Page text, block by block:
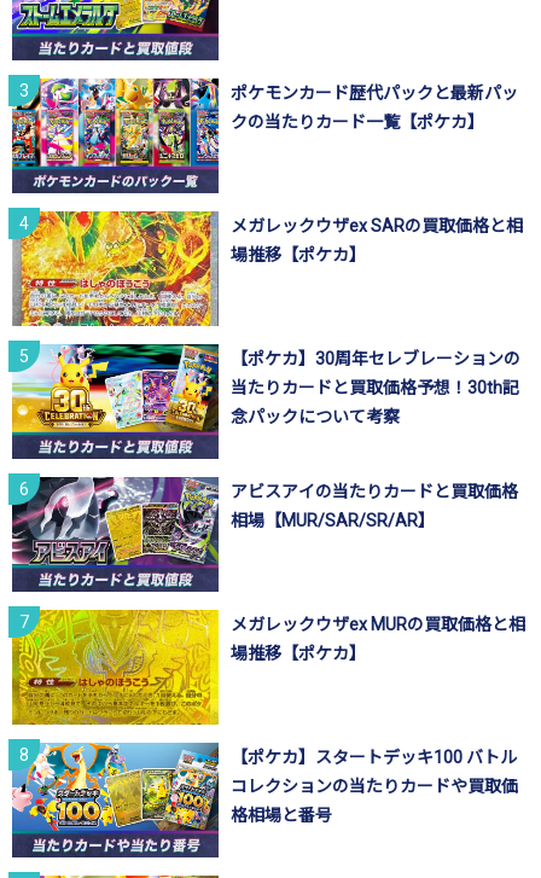
ポケモンカード歴代パックと最新パッ
クの当たりカード一覧【ポケカ】
メガレックウザex SARの買取価格と相
場推移【ポケカ】
【ポケカ】30周年セレブレーションの
当たりカードと買取価格予想！30th記
念パックについて考察
アビスアイの当たりカードと買取価格
相場【MUR/SAR/SR/AR】
メガレックウザex MURの買取価格と相
場推移【ポケカ】
【ポケカ】スタートデッキ100 バトル
コレクションの当たりカードや買取価
格相場と番号